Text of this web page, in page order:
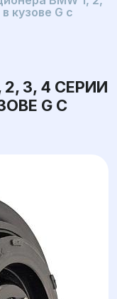
кузове G с
3, 4 СЕРИИ
G С